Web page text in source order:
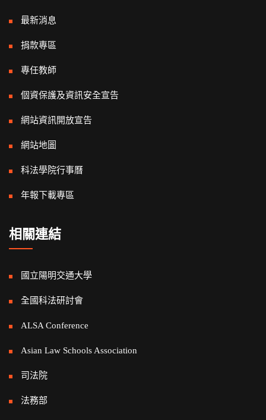
最新消息
捐款專區
專任教師
個資保護及資訊安全宣告
網站資訊開放宣告
網站地圖
科法學院行事曆
年報下載專區
相關連結
國立陽明交通大學
全國科法研討會
ALSA Conference
Asian Law Schools Association
司法院
法務部